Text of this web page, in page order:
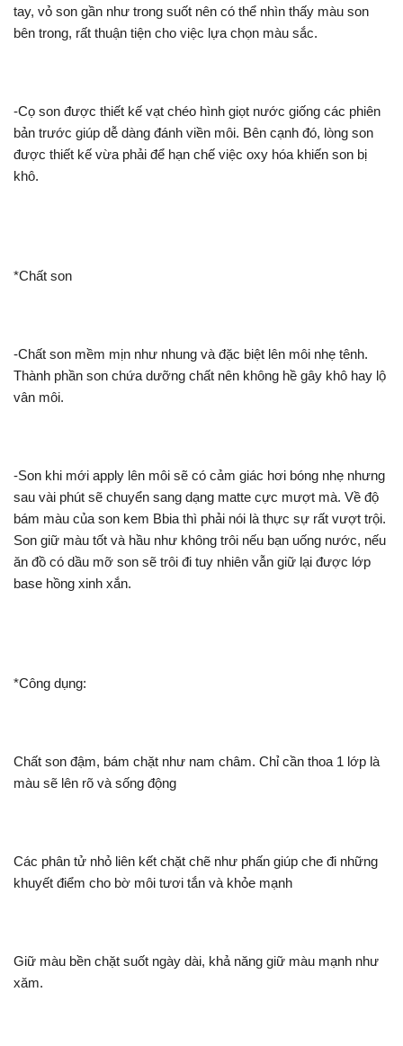
tay, vỏ son gần như trong suốt nên có thể nhìn thấy màu son
bên trong, rất thuận tiện cho việc lựa chọn màu sắc.
-Cọ son được thiết kế vạt chéo hình giọt nước giống các phiên
bản trước giúp dễ dàng đánh viền môi. Bên cạnh đó, lòng son
được thiết kế vừa phải để hạn chế việc oxy hóa khiến son bị
khô.
*Chất son
-Chất son mềm mịn như nhung và đặc biệt lên môi nhẹ tênh.
Thành phần son chứa dưỡng chất nên không hề gây khô hay lộ
vân môi.
-Son khi mới apply lên môi sẽ có cảm giác hơi bóng nhẹ nhưng
sau vài phút sẽ chuyển sang dạng matte cực mượt mà. Về độ
bám màu của son kem Bbia thì phải nói là thực sự rất vượt trội.
Son giữ màu tốt và hầu như không trôi nếu bạn uống nước, nếu
ăn đồ có dầu mỡ son sẽ trôi đi tuy nhiên vẫn giữ lại được lớp
base hồng xinh xắn.
*Công dụng:
Chất son đậm, bám chặt như nam châm. Chỉ cần thoa 1 lớp là
màu sẽ lên rõ và sống động
Các phân tử nhỏ liên kết chặt chẽ như phấn giúp che đi những
khuyết điểm cho bờ môi tươi tắn và khỏe mạnh
Giữ màu bền chặt suốt ngày dài, khả năng giữ màu mạnh như
xăm.